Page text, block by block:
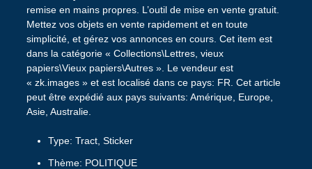
remise en mains propres. L’outil de mise en vente gratuit.
Mettez vos objets en vente rapidement et en toute
simplicité, et gérez vos annonces en cours. Cet item est
dans la catégorie « Collections\Lettres, vieux
papiers\Vieux papiers\Autres ». Le vendeur est
« zk.images » et est localisé dans ce pays: FR. Cet article
peut être expédié aux pays suivants: Amérique, Europe,
Asie, Australie.
Type: Tract, Sticker
Thème: POLITIQUE